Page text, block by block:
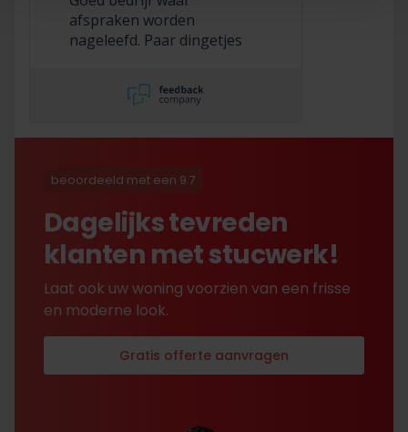
afspraken worden
nageleefd. Paar dingetjes
korting gekregen. Duurde
lang eer ik de sleutel
met excuses , maar na
is alles toch na
beoordeeld met een 9.7
Dagelijks tevreden
klanten met stucwerk!
Laat ook uw woning voorzien van een frisse
en moderne look.
Gratis offerte aanvragen